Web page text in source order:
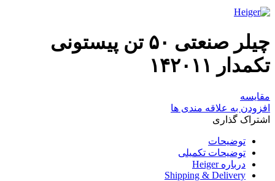
چیلر صنعتی ۵۰ تن پیستونی
تکمدار ۱۴۲۰۱۱
مقایسه
افزودن به علاقه مندی ها
اشتراک گذاری
توضیحات
توضیحات تکمیلی
درباره Heiger
Shipping & Delivery